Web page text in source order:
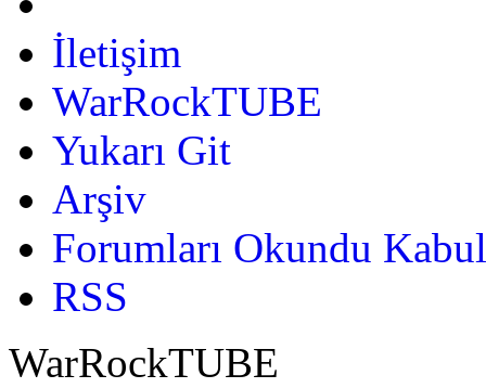
İletişim
WarRockTUBE
Yukarı Git
Arşiv
Forumları Okundu
RSS
WarRockTUBE